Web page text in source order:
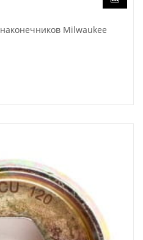
Milwaukee